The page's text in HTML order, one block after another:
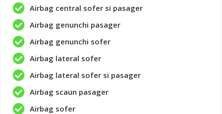
Airbag central sofer si pasager
Airbag genunchi pasager
Airbag genunchi sofer
Airbag lateral sofer
Airbag lateral sofer si pasager
Airbag scaun pasager
Airbag sofer